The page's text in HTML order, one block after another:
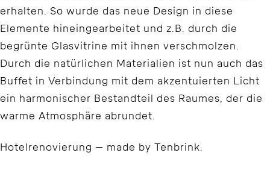
erhalten. So wurde das neue Design in diese
Elemente hineingearbeitet und z.B. durch die
begrünte Glasvitrine mit ihnen verschmolzen.
Durch die natürlichen Materialien ist nun auch das
Buffet in Verbindung mit dem akzentuierten Licht
ein harmonischer Bestandteil des Raumes, der die
warme Atmosphäre abrundet.
Hotelrenovierung – made by Tenbrink.